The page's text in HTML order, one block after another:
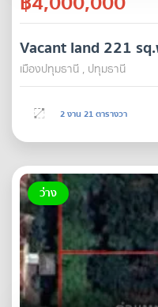
Vacant land 221
เมืองปทุมธานี , ปทุมธานี
2 งาน 21 ตารางวา
ว่าง